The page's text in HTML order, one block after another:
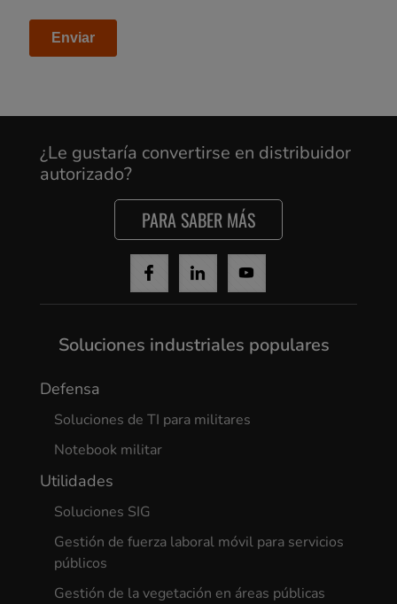
¿Le gustaría convertirse en distribuidor
autorizado?
PARA SABER MÁS
Soluciones industriales populares
Defensa
Soluciones de TI para militares
Notebook militar
Utilidades
Soluciones SIG
Gestión de fuerza laboral móvil para servicios
públicos
Gestión de la vegetación en áreas públicas